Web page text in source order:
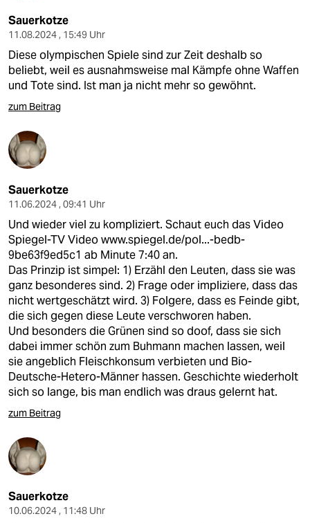
Sauerkotze
11.08.2024 , 15:49 Uhr
Diese olympischen Spiele sind zur Zeit deshalb so
beliebt, weil es ausnahmsweise mal Kämpfe ohne Waffen
und Tote sind. Ist man ja nicht mehr so gewöhnt.
zum Beitrag
Sauerkotze
11.06.2024 , 09:41 Uhr
Und wieder viel zu kompliziert. Schaut euch das Video
Spiegel-TV Videowww.spiegel.de/pol...-bedb-
9be63f9ed5c1 ab Minute 7:40 an.
Das Prinzip ist simpel: 1) Erzähl den Leuten, dass sie was
ganz besonderes sind. 2) Frage oder impliziere, dass das
nicht wertgeschätzt wird. 3) Folgere, dass es Feinde gibt,
die sich gegen diese Leute verschworen haben.
Und besonders die Grünen sind so doof, dass sie sich
dabei immer schön zum Buhmann machen lassen, weil
sie angeblich Fleischkonsum verbieten und Bio-
Deutsche-Hetero-Männer hassen. Geschichte wiederholt
sich so lange, bis man endlich was draus gelernt hat.
zum Beitrag
Sauerkotze
10.06.2024 , 11:48 Uhr